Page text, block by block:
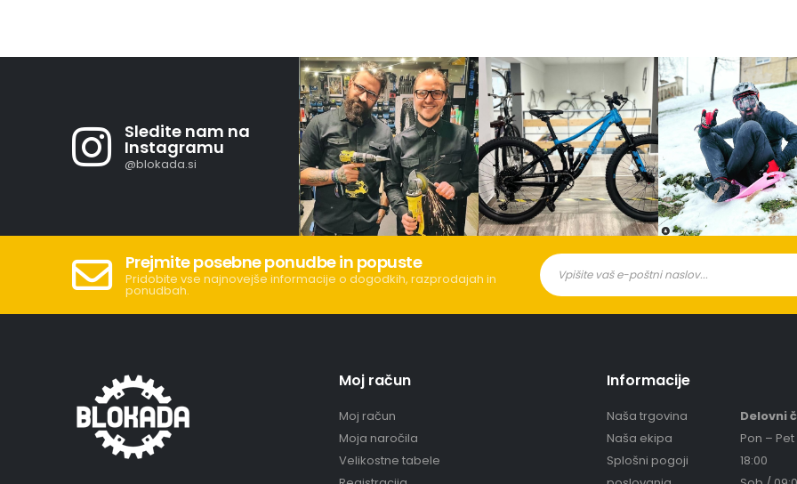
Sledite nam na
Instagramu
@blokada.si
Prejmite posebne ponudbe in popuste
Pridobite vse najnovejše informacije o dogodkih, razprodajah in
ponudbah.
Moj račun
Moj račun
Moja naročila
Velikostne tabele
Informacije
Naša trgovina
Naša ekipa
Splošni pogoji
Delovni
Pon –
18:00